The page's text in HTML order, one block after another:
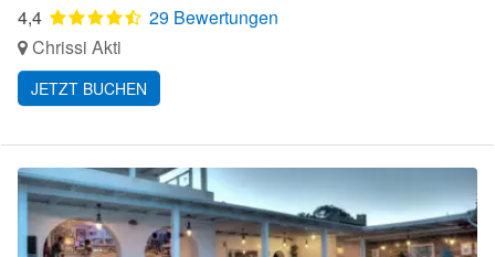
4,4
29 Bewertungen
Chrissi Akti
JETZT BUCHEN